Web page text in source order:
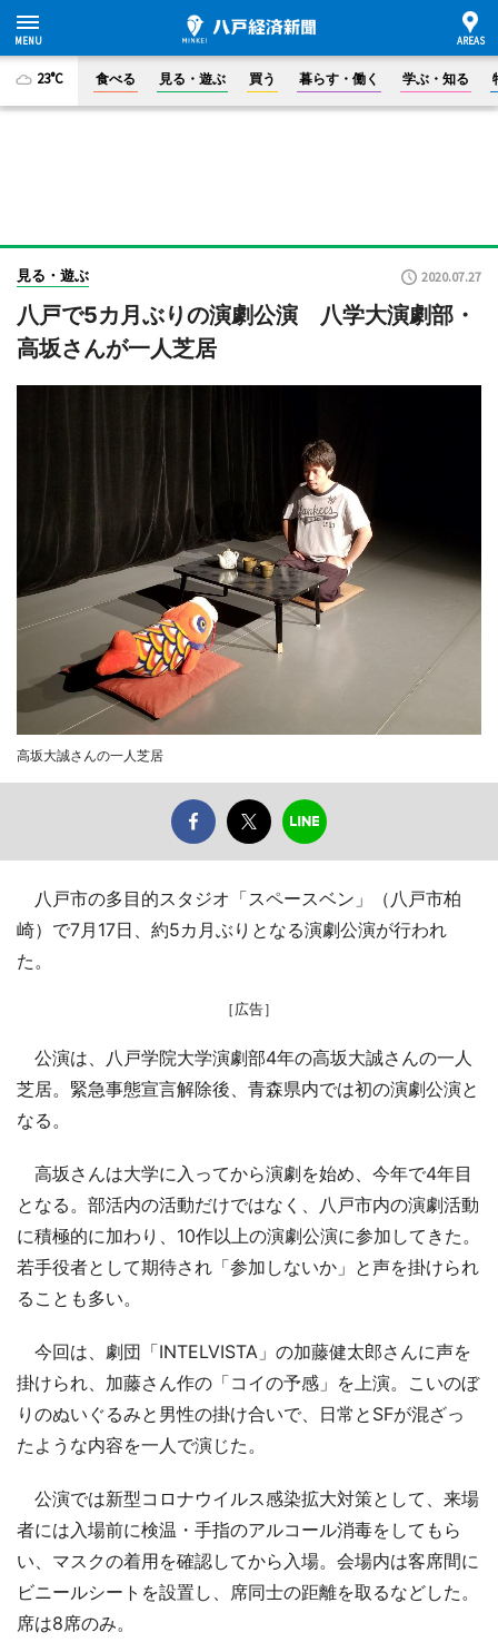
23°C 食べる 見る・遊ぶ 買う 暮らす・働く 学ぶ・知る
見る・遊ぶ 2020.07.27
八戸で5カ月ぶりの演劇公演 八学大演劇部・
高坂さんが一人芝居
高坂大誠さんの一人芝居
八戸市の多目的スタジオ「スペースベン」（八戸市柏
崎）で7月17日、約5カ月ぶりとなる演劇公演が行われ
た。
［広告］
公演は、八戸学院大学演劇部4年の高坂大誠さんの一人
芝居。緊急事態宣言解除後、青森県内では初の演劇公演と
なる。
高坂さんは大学に入ってから演劇を始め、今年で4年目
となる。部活内の活動だけではなく、八戸市内の演劇活動
に積極的に加わり、10作以上の演劇公演に参加してきた。
若手役者として期待され「参加しないか」と声を掛けられ
ることも多い。
今回は、劇団「INTELVISTA」の加藤健太郎さんに声を
掛けられ、加藤さん作の「コイの予感」を上演。こいのぼ
りのぬいぐるみと男性の掛け合いで、日常とSFが混ざっ
たような内容を一人で演じた。
公演では新型コロナウイルス感染拡大対策として、来場
者には入場前に検温・手指のアルコール消毒をしてもら
い、マスクの着用を確認してから入場。会場内は客席間に
ビニールシートを設置し、席同士の距離を取るなどした。
席は8席のみ。